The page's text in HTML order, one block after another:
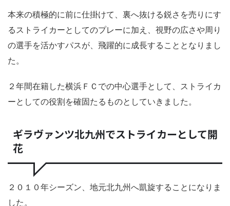
本来の積極的に前に仕掛けて、裏へ抜ける鋭さを売りにす
るストライカーとしてのプレーに加え、視野の広さや周り
の選手を活かすパスが、飛躍的に成長することとなりまし
た。
２年間在籍した横浜ＦＣでの中心選手として、ストライカ
ーとしての役割を確固たるものとしていきました。
ギラヴァンツ北九州でストライカーとして開
花
２０１０年シーズン、地元北九州へ凱旋することになりま
した。